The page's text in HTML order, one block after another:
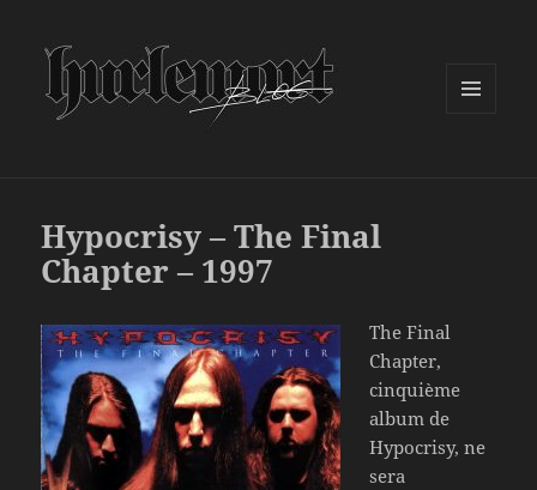
Hypocrisy – The Final
Chapter – 1997
The Final
Chapter,
cinquième
album de
Hypocrisy, ne
sera